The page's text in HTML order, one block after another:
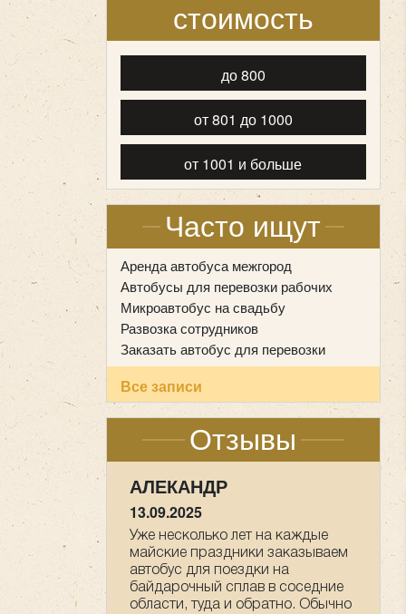
стоимость
до 800
от 801 до 1000
от 1001 и больше
Часто ищут
Аренда автобуса межгород
Автобусы для перевозки рабочих
Микроавтобус на свадьбу
Развозка сотрудников
Заказать автобус для перевозки
Все записи
Отзывы
НАСТАСИЯ
09.05.2025
Мы прихожане от Храма всех
Святых в земле Российской
просиявших, ездили в
паломническую поездку 1-2 мая
в Дивеево . Хотим выразить